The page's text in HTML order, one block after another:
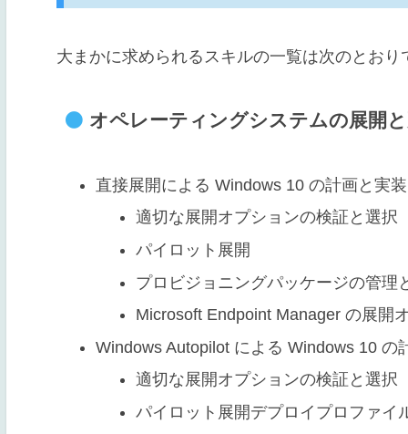
大まかに求められるスキルの一覧は次のとおり
オペレーティングシステムの展開
直接展開による Windows 10 の計画と実装
適切な展開オプションの検証と選択
パイロット展開
プロビジョニングパッケージの管理
Microsoft Endpoint Manager の展開
Windows Autopilot による Windows 10 の
適切な展開オプションの検証と選択
パイロット展開デプロイプロファイ